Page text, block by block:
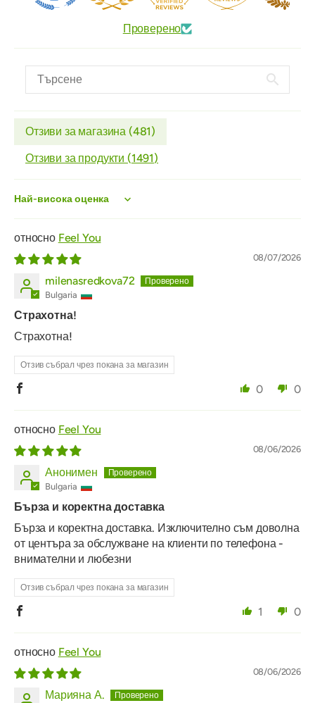
Проверено
Отзиви за магазина (481)
Отзиви за продукти (1491)
Sort by
Feel You
08/07/2026
milenasredkova72
Bulgaria
Страхотна!
Страхотна!
Отзив събрал чрез покана за магазин
0 0
Feel You
08/06/2026
Анонимен
Bulgaria
Бърза и коректна доставка
Бърза и коректна доставка. Изключително съм доволна
от центъра за обслужване на клиенти по телефона -
внимателни и любезни
Отзив събрал чрез покана за магазин
1 0
Feel You
08/06/2026
Марияна А.